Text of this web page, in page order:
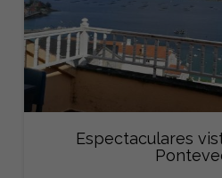
Espectaculares